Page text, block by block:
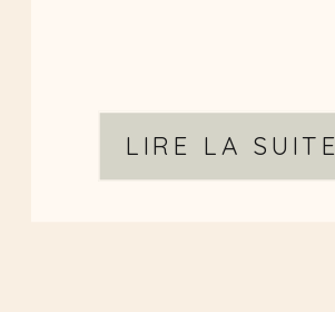
LIRE LA SUITE